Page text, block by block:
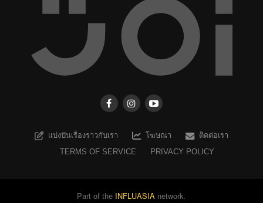
แบ่งปันเรื่องราวกับเรา โฆษณา
ติดต่อเรา
TERMS OF SERVICE
PRIVACY POLICY
Part of the INFLUASIA network.